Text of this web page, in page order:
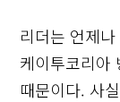
리더는 언제
케이투코리아
때문이다. 사